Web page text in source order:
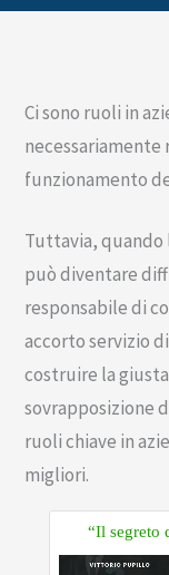
Ci sono ruoli in
funzionamento
Tuttavia, quando
può diventare
responsabile di
accorto servizio
costruire la
sovrapposizione
ruoli chiave in
migliori.
“Il segreto